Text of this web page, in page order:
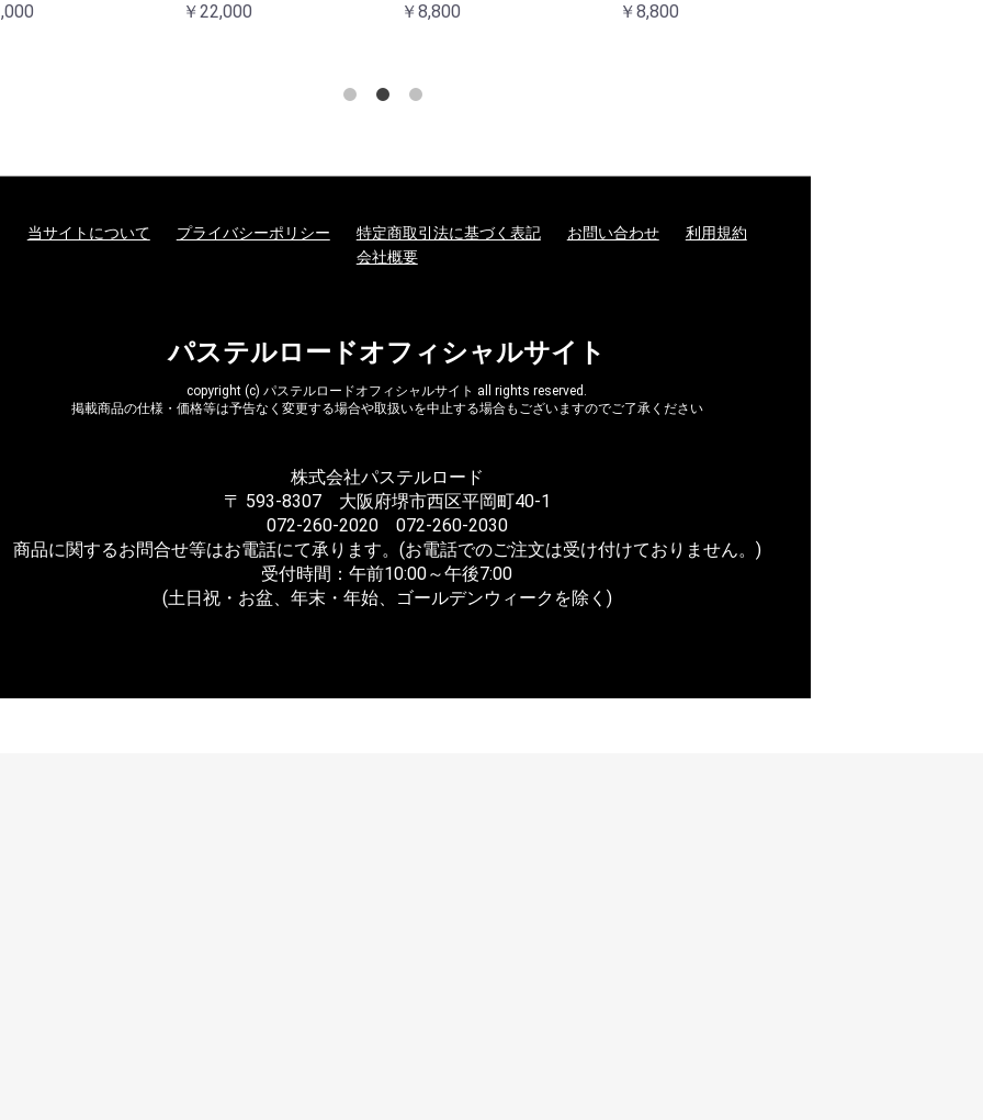
￥22,000
￥8,800
￥8,800
当サイトについて プライバシーポリシー 特定商取引法に基づく表記 お問い合わせ
利用規約
会社概要
パステルロードオフィシャルサイト
copyright (c) パステルロードオフィシャルサイト all rights reserved.
掲載商品の仕様・価格等は予告なく変更する場合や取扱いを中止する場合もございますのでご了承ください
株式会社パステルロード
〒 593-8307 大阪府堺市西区平岡町40-1
072-260-2020 072-260-2030
商品に関するお問合せ等はお電話にて承ります。(お電話でのご注文は受け付けておりません。)
受付時間：午前10:00～午後7:00
(土日祝・お盆、年末・年始、ゴールデンウィークを除く)